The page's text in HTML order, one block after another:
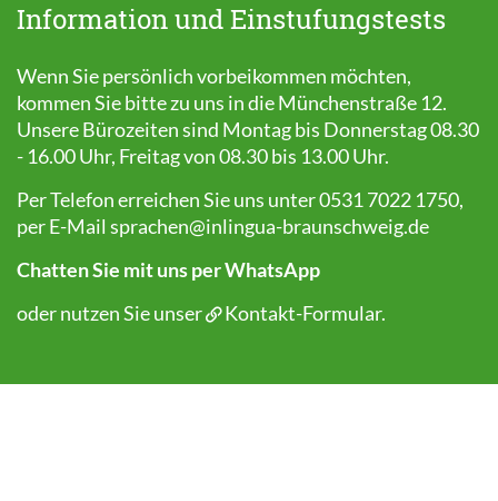
Information und Einstufungstests
Wenn Sie persönlich vorbeikommen möchten,
kommen Sie bitte zu uns in die Münchenstraße 12.
Unsere Bürozeiten sind Montag bis Donnerstag 08.30
- 16.00 Uhr, Freitag von 08.30 bis 13.00 Uhr.
Per Telefon erreichen Sie uns unter 0531 7022 1750,
per E-Mail sprachen@inlingua-braunschweig.de
Chatten Sie mit uns per WhatsApp
oder nutzen Sie unser
Kontakt-Formular.